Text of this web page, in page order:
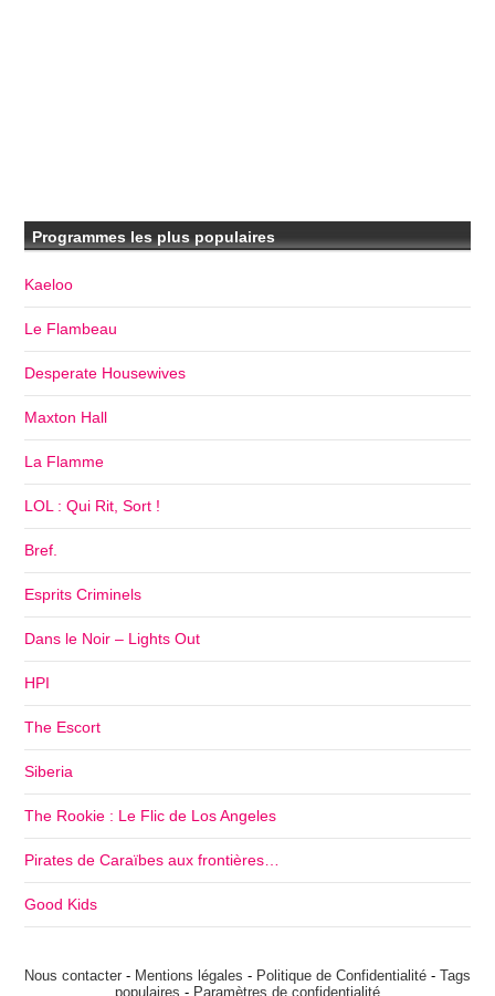
Programmes les plus populaires
Kaeloo
Le Flambeau
Desperate Housewives
Maxton Hall
La Flamme
LOL : Qui Rit, Sort !
Bref.
Esprits Criminels
Dans le Noir – Lights Out
HPI
The Escort
Siberia
The Rookie : Le Flic de Los Angeles
Pirates de Caraïbes aux frontières…
Good Kids
Nous contacter - Mentions légales - Politique de Confidentialité - Tags
populaires - Paramètres de confidentialité